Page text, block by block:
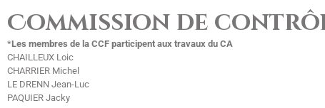
Commission de
*Les membres de la CCF participent aux travaux du CA
CHAILLEUX Loic
CHARRIER Michel
LE DRENN Jean-Luc
PAQUIER Jacky